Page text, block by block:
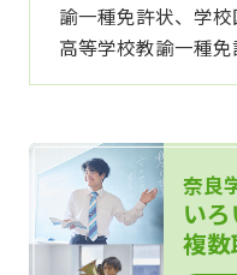
諭一種免許状、学
高等学校教諭一種
奈良
い
複数